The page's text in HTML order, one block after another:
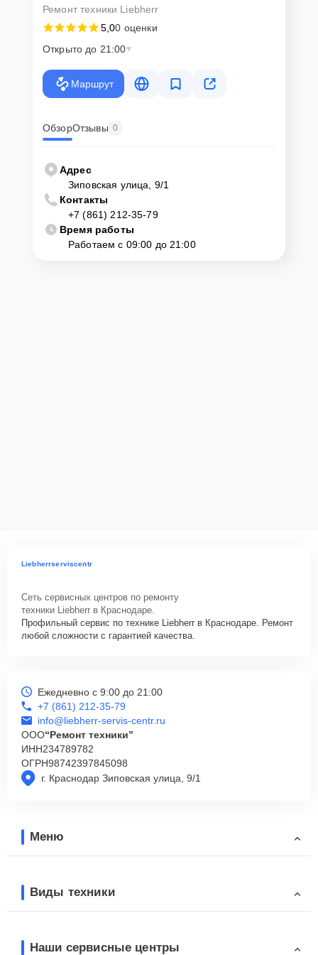
Ремонт техники Liebherr
5,00 оценки
Открыто до 21:00
Маршрут
ОбзорОтзывы 0
Адрес
Зиповская улица, 9/1
Контакты
+7 (861) 212-35-79
Время работы
Работаем с 09:00 до 21:00
Liebherrserviscentr
Сеть сервисных центров по ремонту
техники Liebherr в Краснодаре.
Профильный сервис по технике Liebherr в Краснодаре. Ремонт
любой сложности с гарантией качества.
г. Краснодар Зиповская улица, 9/1
Ежедневно с 9:00 до 21:00
+7 (861) 212-35-79
info@liebherr-servis-centr.ru
ООО“Ремонт техники”
ИНН234789782
ОГРН98742397845098
Меню
Виды техники
Наши сервисные центры